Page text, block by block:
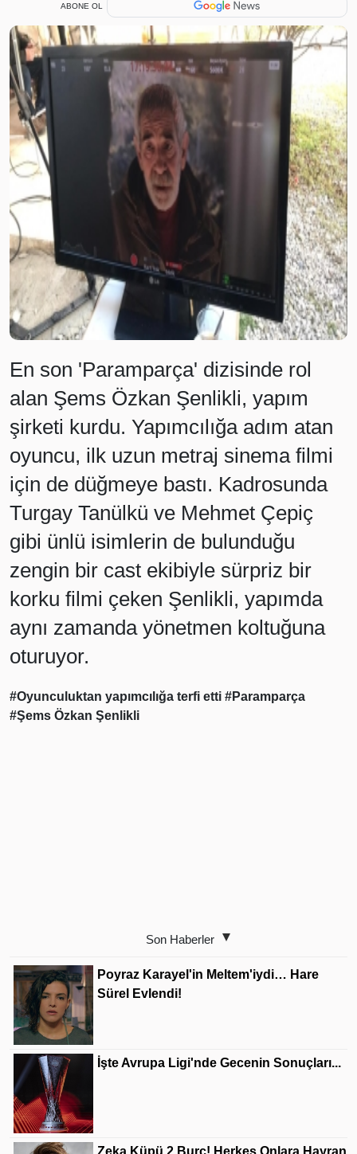
ABONE OL
En son 'Paramparça' dizisinde rol
alan Şems Özkan Şenlikli, yapım
şirketi kurdu. Yapımcılığa adım atan
oyuncu, ilk uzun metraj sinema filmi
için de düğmeye bastı. Kadrosunda
Turgay Tanülkü ve Mehmet Çepiç
gibi ünlü isimlerin de bulunduğu
zengin bir cast ekibiyle sürpriz bir
korku filmi çeken Şenlikli, yapımda
aynı zamanda yönetmen koltuğuna
oturuyor.
#Oyunculuktan yapımcılığa terfi etti #Paramparça
#Şems Özkan Şenlikli
Son Haberler
Poyraz Karayel'in Meltem'iydi… Hare
Sürel Evlendi!
İşte Avrupa Ligi'nde Gecenin Sonuçları...